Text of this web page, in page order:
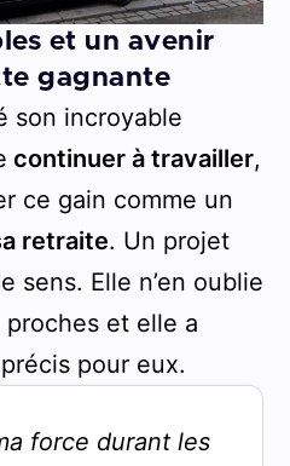
et un avenir
gagnante
son incroyable
continuer à travailler,
ce gain comme un
retraite. Un projet
sens. Elle n’en oublie
et elle a
pour eux.
force durant les